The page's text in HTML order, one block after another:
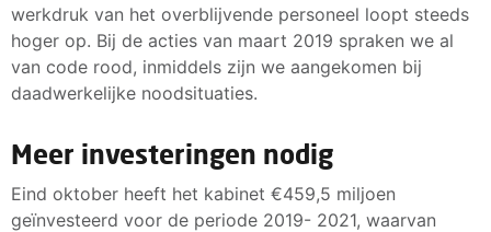
werkdruk van het overblijvende personeel loopt steeds
hoger op. Bij de acties van maart 2019 spraken we al
van code rood, inmiddels zijn we aangekomen bij
daadwerkelijke noodsituaties.
Meer investeringen nodig
Eind oktober heeft het kabinet €459,5 miljoen
geïnvesteerd voor de periode 2019- 2021, waarvan